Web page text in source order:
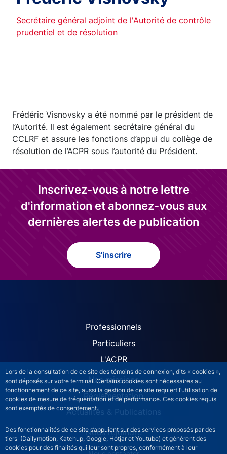
Lors de la consultation de ce site des témoins de connexion, dits « cookies »,
sont déposés sur votre terminal. Certains cookies sont nécessaires au
fonctionnement de ce site, aussi la gestion de ce site requiert l’utilisation de
cookies de mesure de fréquentation et de performance. Ces cookies requis
sont exemptés de consentement.
Des fonctionnalités de ce site s’appuient sur des services proposés par des
tiers (Dailymotion, Katchup, Google, Hotjar et Youtube) et génèrent des
cookies pour des finalités qui leur sont propres, conformément à leur
Secrétaire général adjoint de l'Autorité de contrôle
prudentiel et de résolution
Frédéric Visnovsky a été nommé par le président de
l’Autorité. Il est également secrétaire général du
CCLRF et assure les fonctions d’appui du collège de
résolution de l’ACPR sous l’autorité du Président.
Inscrivez-vous à notre lettre
d'information et abonnez-vous aux
dernières alertes de publication
S'inscrire
ACPR site navigation
Professionnels
Particuliers
L'ACPR
Nos missions
Réglementation
Actualités & Publications
Nous rejoindre